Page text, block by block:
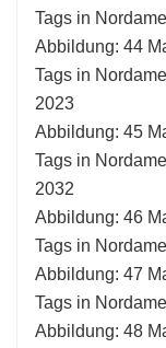
Tags in
Abbildung: 44
Tags in
2023
Abbildung: 45
Tags in
2032
Abbildung: 46
Tags in
Abbildung: 47
Tags in
Abbildung: 48